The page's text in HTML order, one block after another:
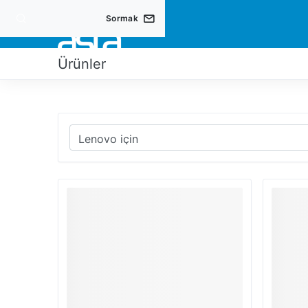
Sormak
Ürünler